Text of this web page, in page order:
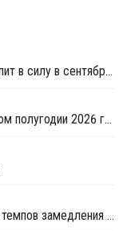
Новый регламент по химпродукции вступит в силу в сентябре 2027 года
Число закрытых компаний в ПФО в первом полугодии 2026 года вдвое превысило число новых
Росстат и аналитики сошлись в оценках темпов замедления экономики